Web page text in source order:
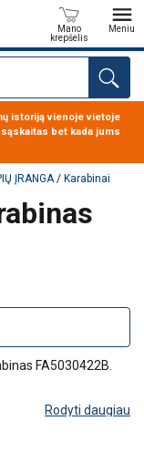
Mano
krepšelis
Meniu
istoriją vienoje vietoje
bet kada jums
ĮRANGA/ Karabinai
FA5030422B.
Rodyti daugiau